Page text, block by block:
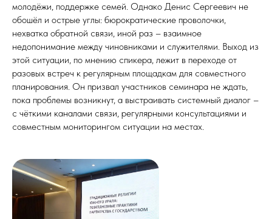
молодёжи, поддержке семей. Однако Денис Сергеевич не
обошёл и острые углы: бюрократические проволочки,
нехватка обратной связи, иной раз – взаимное
недопонимание между чиновниками и служителями. Выход из
этой ситуации, по мнению спикера, лежит в переходе от
разовых встреч к регулярным площадкам для совместного
планирования. Он призвал участников семинара не ждать,
пока проблемы возникнут, а выстраивать системный диалог –
с чёткими каналами связи, регулярными консультациями и
совместным мониторингом ситуации на местах.